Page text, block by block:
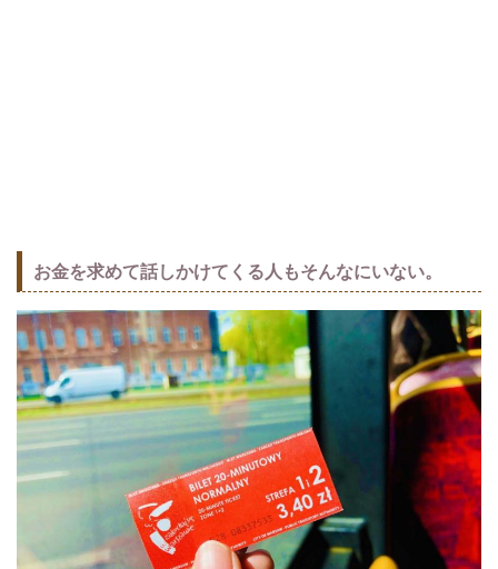
お金を求めて話しかけてくる人もそんなにいない。